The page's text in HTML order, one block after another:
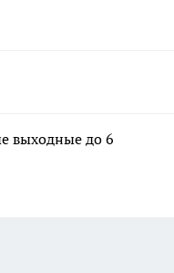
выходные до 6